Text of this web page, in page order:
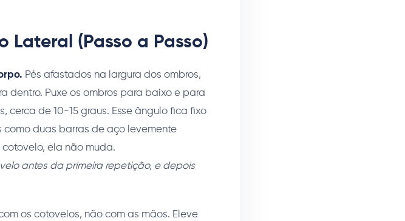
Lateral (Passo a Passo)
Pés afastados na largura dos ombros,
dentro. Puxe os ombros para baixo e para
cerca de 10-15 graus. Esse ângulo fica fixo
como duas barras de aço levemente
ela não muda.
antes da primeira repetição, e depois
os cotovelos, não com as mãos. Eleve